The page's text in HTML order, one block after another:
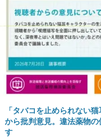
「タバコを止められない
から批判意見。違法薬物
す